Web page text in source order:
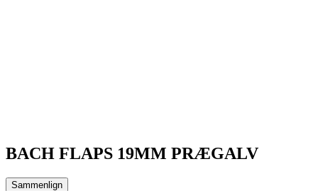
BACH FLAPS 19MM PRÆGALV
Sammenlign